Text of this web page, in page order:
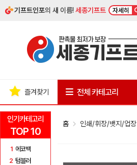
기프트인포의 새 이름!세종기프트 자세히
인기카테고리
TOP 10
1 에코백
2 텀블러
즐겨찾기 전체 카테고리
홈 인쇄/휘장/뱃지/업장